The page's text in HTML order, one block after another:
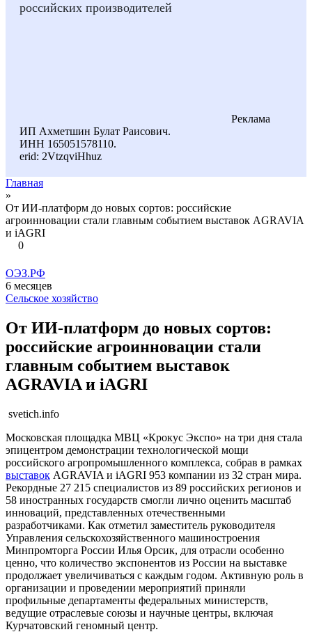
российских производителей
Реклама
ИП Ахметшин Булат Раисович.
ИНН 165051578110.
erid: 2VtzqviHhuz
Главная
»
От ИИ-платформ до новых сортов: российские
агроинновации стали главным событием выставок AGRAVIA
и iAGRI
0
ОЭЗ.РФ
6 месяцев
Сельское хозяйство
От ИИ-платформ до новых сортов:
российские агроинновации стали
главным событием выставок
AGRAVIA и iAGRI
svetich.info
Московская площадка МВЦ «Крокус Экспо» на три дня стала
эпицентром демонстрации технологической мощи
российского агропромышленного комплекса, собрав в рамках
выставок AGRAVIA и iAGRI 953 компании из 32 стран мира.
Рекордные 27 215 специалистов из 89 российских регионов и
58 иностранных государств смогли лично оценить масштаб
инноваций, представленных отечественными
разработчиками. Как отметил заместитель руководителя
Управления сельскохозяйственного машиностроения
Минпромторга России Илья Орсик, для отрасли особенно
ценно, что количество экспонентов из России на выставке
продолжает увеличиваться с каждым годом. Активную роль в
организации и проведении мероприятий приняли
профильные департаменты федеральных министерств,
ведущие отраслевые союзы и научные центры, включая
Курчатовский геномный центр.